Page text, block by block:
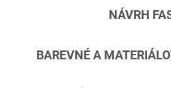
NÁVRH
BAREVNÉ A